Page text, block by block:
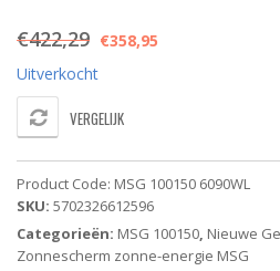
€422,29 €358,95
Uitverkocht
VERGELIJK
Product Code: MSG 100150 6090WL
SKU: 5702326612596
Categorieën: MSG 100150, Nieuwe
Zonnescherm zonne-energie MSG